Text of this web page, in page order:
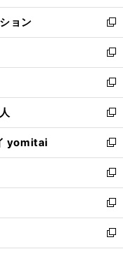
開
く
ウ
で
開
く
ン
ド
ウ
で
開
く
ウ
ィ
ン
ド
ウ
で
開
く
ョン
新
し
い
ウ
ィ
ン
ド
ウ
で
開
く
新
し
い
ウ
ィ
ン
ド
ウ
で
開
く
新
し
い
ウ
ィ
ン
ド
ウ
で
開
く
新
し
い
ウ
ィ
ン
ド
ウ
で
開
yomitai
新
し
い
ウ
ィ
ン
ド
ウ
新
し
い
ウ
ィ
ン
新
し
い
ウ
新
し